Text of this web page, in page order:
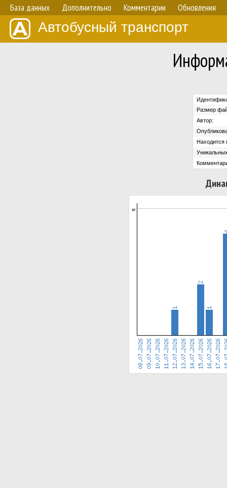
База данных Дополнительно Комментарии Обновления
Автобусный транспорт
Размер
Автор:
Находится